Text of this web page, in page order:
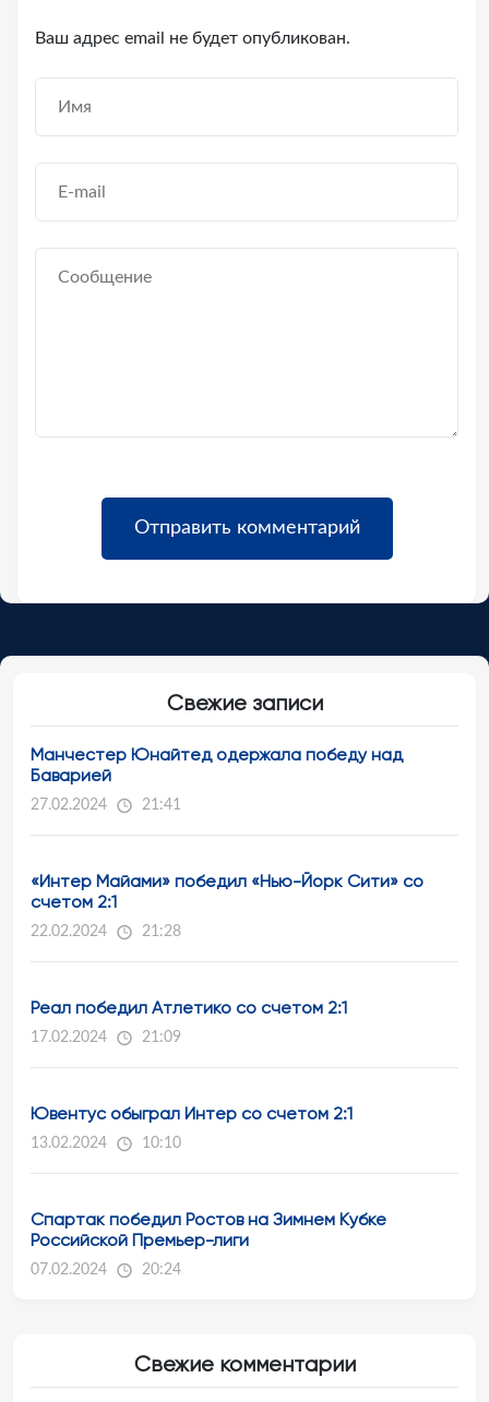
Ваш адрес email не будет опубликован.
Свежие записи
Манчестер Юнайтед одержала победу над
Баварией
27.02.2024 21:41
«Интер Майами» победил «Нью-Йорк Сити» со
счетом 2:1
22.02.2024 21:28
Реал победил Атлетико со счетом 2:1
17.02.2024 21:09
Ювентус обыграл Интер со счетом 2:1
13.02.2024 10:10
Спартак победил Ростов на Зимнем Кубке
Российской Премьер-лиги
07.02.2024 20:24
Свежие комментарии